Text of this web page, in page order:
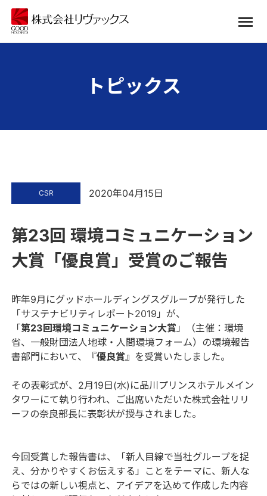
トピックス
第23回 環境コミュニケーション
大賞「優良賞」受賞のご報告
CSR 2020年04月15日
昨年9月にグッドホールディングスグループが発行した
「サステナビリティレポート2019」が、
「第23回環境コミュニケーション大賞 」（主催：環境
省、一般財団法人地球・人間環境フォーム）の環境報告
書部門において、『優良賞』を受賞いたしました。
その表彰式が、2月19日(水)に品川プリンスホテルメイン
タワーにて執り行われ、ご出席いただいた株式会社リリ
ーフの奈良部長に表彰状が授与されました。
今回受賞した報告書は、「新人目線で当社グループを捉
え、分かりやすくお伝えする」ことをテーマに、新人な
らではの新しい視点と、アイデアを込めて作成した内容